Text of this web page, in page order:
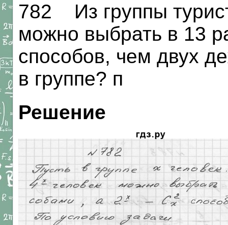
782 Из группы
можно выбрать в 13
способов, чем двух
в группе? п
Решение